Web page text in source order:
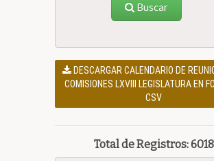
Buscar
DESCARGAR CALENDARIO DE
COMISIONES LXVIII LEGISLATURA EN
CSV
Total de Registros: 6018